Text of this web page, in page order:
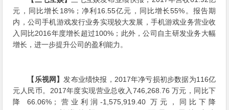
元，同比增长18%；净利16.55亿元，同比增长55%。报告期
内，公司手机游戏发行业务实现较大发展，手机游戏业务营业收
入同比2016年度增长超过100%；此外，公司自主研发业务大幅
增长，进一步提升公司的盈利能力。
【乐视网】 发布业绩快报，2017年净亏损初步数据为116亿
元人民币。2017年度实现营业总收入746,268.76 万元，同比下
降 66.06%；营业利润-1,575,919.40 万元，同比下降